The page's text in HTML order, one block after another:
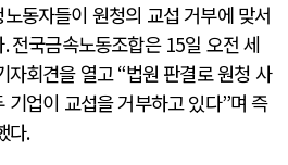
동자들이 원청의 교섭 거부에 맞서
.전국금속노동조합은 15일 오전 세
자회견을 열고“법원 판결로 원청 사
기업이 교섭을 거부하고 있다”며 즉
다.